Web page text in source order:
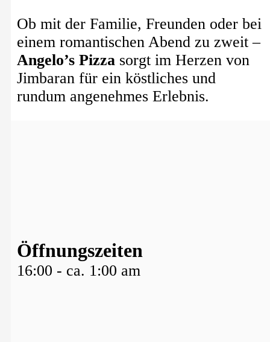
Ob mit der Familie, Freunden oder bei
einem romantischen Abend zu zweit –
Angelo’s Pizza sorgt im Herzen von
Jimbaran für ein köstliches und
rundum angenehmes Erlebnis.
Öffnungszeiten
16:00 - ca. 1:00 am